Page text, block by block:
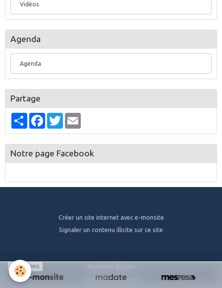
Vidéos
Agenda
Agenda
Partage
PartagerFacebookTwitter
Notre page Facebook
Créer un site internet avec e-monsite
Signaler un contenu illicite sur ce site
Mentions légales
Gestion des cookies
SPONSORS